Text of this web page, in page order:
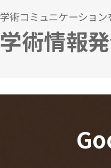
ン
テ
ン
ビ
ゲ
ー
学術コミュニケーショ
学術情報